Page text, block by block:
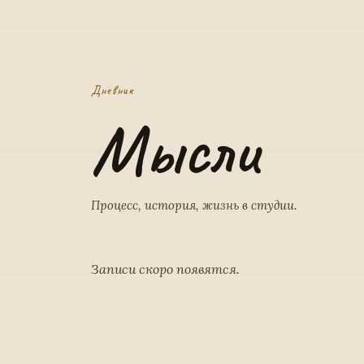
Дневник
Мысли
Процесс, история, жизнь в студии.
Записи скоро появятся.